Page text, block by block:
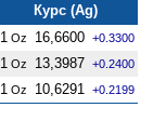
Курс (Ag)
1 Oz 16,6600 +0.3300
1 Oz 13,3987 +0.2400
1 Oz 10,6291 +0.2199